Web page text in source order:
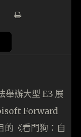
舉辦大型 E3 展
Forward
的《看門狗：自